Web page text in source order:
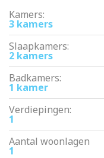
Kamers:
3 kamers
Slaapkamers:
2 kamers
Badkamers:
1 kamer
Verdiepingen:
1
Aantal woonlagen
1